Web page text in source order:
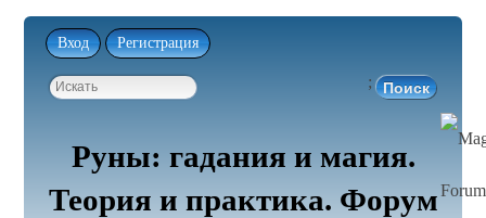
Вход Регистрация
;
Руны: гадания и магия.
Теория и практика. Форум